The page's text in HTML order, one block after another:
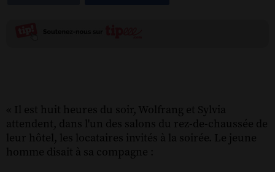
« Il est huit heures du soir, Wolfrang et Sylvia
attendent, dans l'un des salons du rez-de-chaussée de
leur hôtel, les locataires invités à la soirée. Le jeune
homme disait à sa compagne :